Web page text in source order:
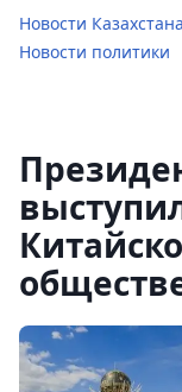
Новости
Новости политики